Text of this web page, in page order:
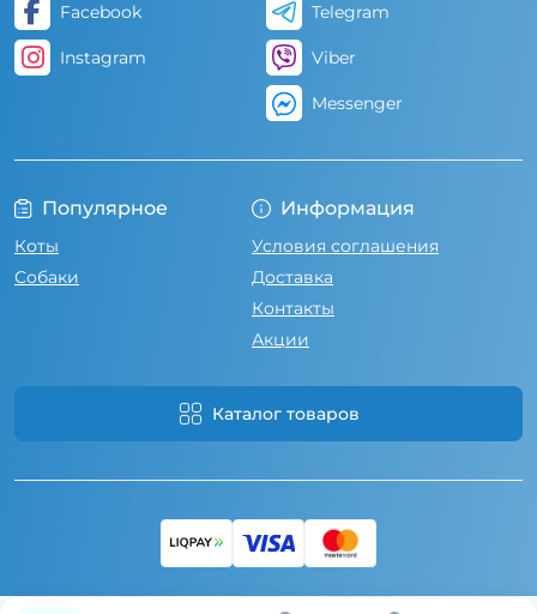
Популярное
Коты
Собаки
Информация
Условия соглашения
Доставка
Контакты
Акции
Каталог товаров
Facebook
Instagram
Telegram
Viber
Messenger